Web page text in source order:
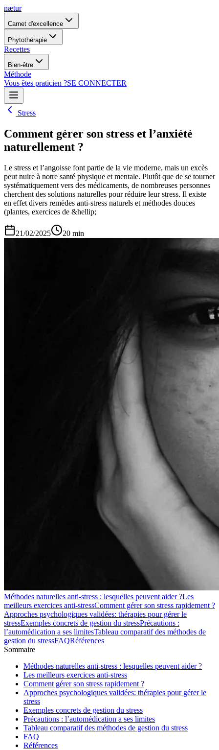
nætur
Carnet d'excellence
Phytothérapie
Recettes
Bien-être
Méthode
Vous êtes praticien ?SE CONNECTER
Stress
Comment gérer son stress et l’anxiété
naturellement ?
Le stress et l’angoisse font partie de la vie moderne, mais un excès
peut nuire à notre santé physique et mentale. Plutôt que de se tourner
systématiquement vers des médicaments, de nombreuses personnes
cherchent des solutions naturelles pour réduire leur stress. Il existe
en effet divers remèdes anti-stress naturels et méthodes douces
(plantes, exercices de &hellip;
21/02/2025 20 min
Méthodes naturelles anti-stress : lesquelles peuvent aider ?Les
meilleurs exercices anti-stressComment gérer son stress rapidement ?
Approches psychologiques validées: thérapies pour gérer le
stressExemples concrets de gestion du stressPrécautions :
l’automédication a ses limitesTableau comparatif des méthodes de
gestion du stressFAQRéférences
Sommaire
Méthodes naturelles anti-stress : lesquelles peuvent aider ?
Les meilleurs exercices anti-stress
Comment gérer son stress rapidement ?
Approches psychologiques validées: thérapies pour gérer le
stress
Exemples concrets de gestion du stress
Précautions : l’automédication a ses limites
Tableau comparatif des méthodes de gestion du stress
FAQ
Références